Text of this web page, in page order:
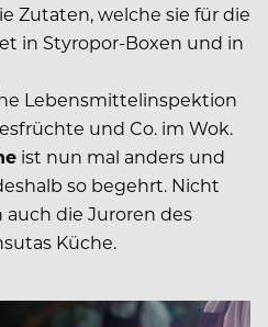
Zutaten, welche sie für die
in Styropor-Boxen und in
Lebensmittelinspektion
und Co. im Wok.
ist nun mal anders und
so begehrt. Nicht
die Juroren des
Küche.